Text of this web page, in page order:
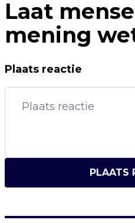
Laat
mening
Plaats reactie
PLAATS